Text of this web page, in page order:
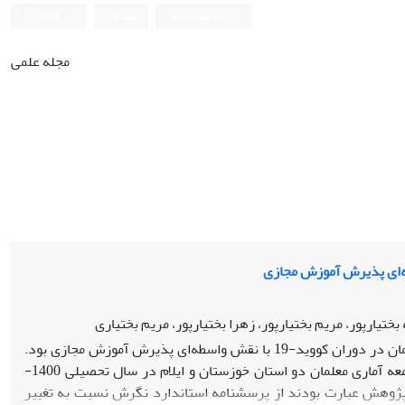
مجله علمی
مریم بختیارپور، زهرا بختیارپور، مریم بختیاری
هدف پژوهش بررسی رابطه بین نگرش نسبت به تغییر و فرسودگی شغلی معلمان در دوران کووید-19 با نقش واسطه‌ای پذیرش آموزش مجازی بود.
روش پژوهش، توصیفی- همبستگی و به‌طور خاص مدل‏یابی معادلات ساختاری بود. از جامعه آماری معلمان دو استان خوزستان و ایلام در سال تحصیلی 1400-
پژوهش عبارت بودند از پرسشنامه استاندارد نگرش نسبت به تغییر